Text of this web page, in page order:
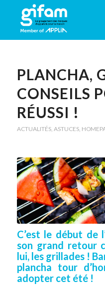
PLANCHA,
CONSEILS
RÉUSSI !
ACTUALITÉS, ASTUCES,
C’est le début de
son grand retour
lui, les grillades !
plancha tour
adopter cet été !